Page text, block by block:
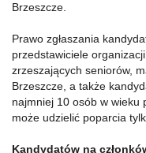
Brzeszcze.
Prawo zgłaszania
przedstawiciele
zrzeszających seniorów,
Brzeszcze, a także
najmniej 10 osób w wieku
może udzielić poparcia
Kandydatów na